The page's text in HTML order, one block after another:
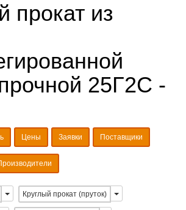
прокат из
25Г2С -
Цены Заявки Поставщики
Круглый прокат (пруток)